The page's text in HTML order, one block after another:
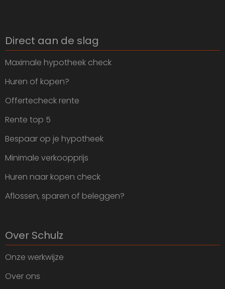
Direct aan de slag
Maximale hypotheek check
Huren of kopen?
Offertecheck rente
Rente top 5
Bespaar op je hypotheek
Minimale verkoopprijs
Huren naar kopen check
Aflossen, sparen of beleggen?
Over Schulz
Onze werkwijze
Over ons